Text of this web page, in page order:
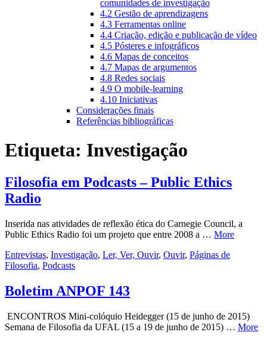
comunidades de investigação
4.2 Gestão de aprendizagens
4.3 Ferramentas online
4.4 Criação, edição e publicação de vídeo
4.5 Pósteres e infográficos
4.6 Mapas de conceitos
4.7 Mapas de argumentos
4.8 Redes sociais
4.9 O mobile-learning
4.10 Iniciativas
Considerações finais
Referências bibliográficas
Etiqueta: Investigação
Filosofia em Podcasts – Public Ethics
Radio
Inserida nas atividades de reflexão ética do Carnegie Council, a
Public Ethics Radio foi um projeto que entre 2008 a … More
Entrevistas, Investigação, Ler, Ver, Ouvir, Ouvir, Páginas de
Filosofia, Podcasts
Boletim ANPOF 143
ENCONTROS Mini-colóquio Heidegger (15 de junho de 2015)
Semana de Filosofia da UFAL (15 a 19 de junho de 2015) … More